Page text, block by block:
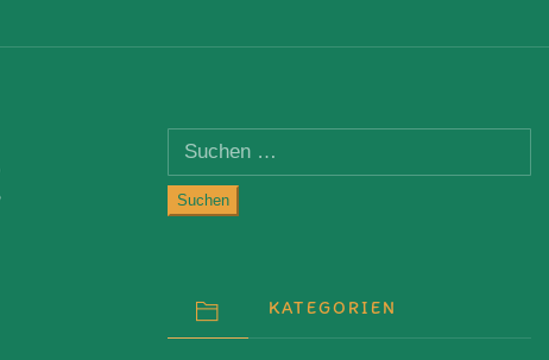
Suchen
nach:
KATEGORIEN